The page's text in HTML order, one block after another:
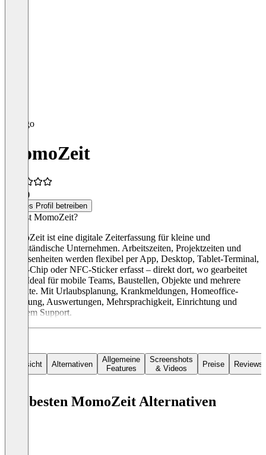
MomoZeit
(2)
Dieses Profil betreiben
Was ist MomoZeit?
MomoZeit ist eine digitale Zeiterfassung für kleine und
mittelständische Unternehmen. Arbeitszeiten, Projektzeiten und
Abwesenheiten werden flexibel per App, Desktop, Tablet-Terminal,
RFID-Chip oder NFC-Sticker erfasst – direkt dort, wo gearbeitet
wird. Ideal für mobile Teams, Baustellen, Objekte und mehrere
Projekte. Mit Urlaubsplanung, Krankmeldungen, Homeoffice-
Erfassung, Auswertungen, Mehrsprachigkeit, Einrichtung und
direktem Support.
Übersicht Alternativen
Allgemeine
Features
Screenshots
& Videos
Preise Reviews
Die besten MomoZeit Alternativen